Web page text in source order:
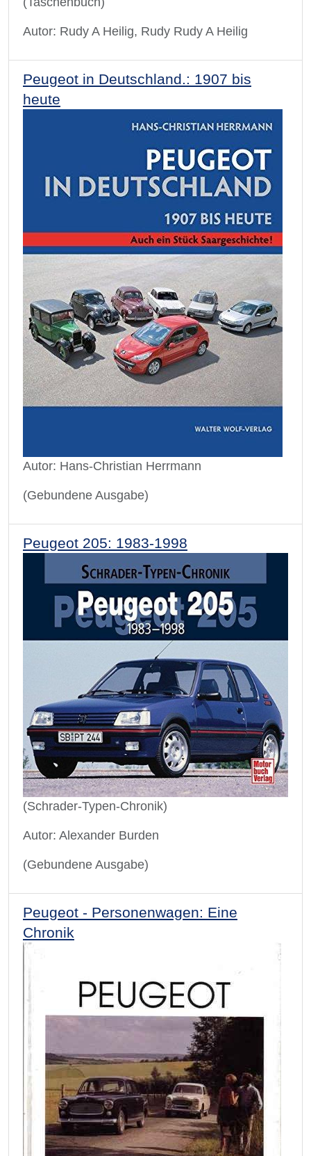
Autor: Rudy A Heilig, Rudy Rudy A Heilig
Peugeot in Deutschland.: 1907 bis
heute
Autor: Hans-Christian Herrmann
(Gebundene Ausgabe)
Peugeot 205: 1983-1998
(Schrader-Typen-Chronik)
Autor: Alexander Burden
(Gebundene Ausgabe)
Peugeot - Personenwagen: Eine
Chronik